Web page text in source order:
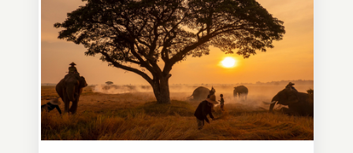
cálido y memorable.